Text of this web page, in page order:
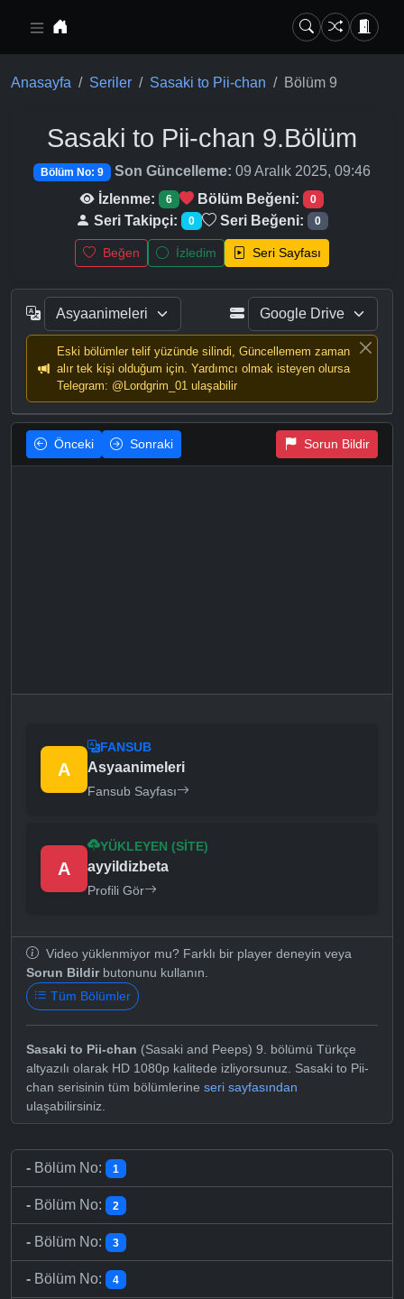
Anasayfa Seriler Sasaki to Pii-chan Bölüm 9
Sasaki to Pii-chan 9.Bölüm
Bölüm No: 9 Son Güncelleme: 09 Aralık 2025, 09:46
İzlenme:
6 Bölüm Beğeni: 0
Seri Takipçi: 0 Seri Beğeni: 0
Beğen İzledim Seri Sayfası
Eski bölümler telif yüzünde silindi, Güncellemem zaman
alır tek kişi olduğum için. Yardımcı olmak isteyen olursa
Telegram: @Lordgrim_01 ulaşabilir
Önceki Sonraki Sorun Bildir
A
FANSUB
Asyaanimeleri
Fansub Sayfası
A
YÜKLEYEN (SITE)
ayyildizbeta
Profili Gör
Video yüklenmiyor mu? Farklı bir player deneyin veya
Sorun Bildirbutonunu kullanın.
Tüm Bölümler
Sasaki to Pii-chan (Sasaki and Peeps) 9. bölümü Türkçe
altyazılı olarak HD 1080p kalitede izliyorsunuz. Sasaki to Pii-
chan serisinin tüm bölümlerine seri sayfasından
ulaşabilirsiniz.
- Bölüm No: 1
- Bölüm No: 2
- Bölüm No: 3
- Bölüm No: 4